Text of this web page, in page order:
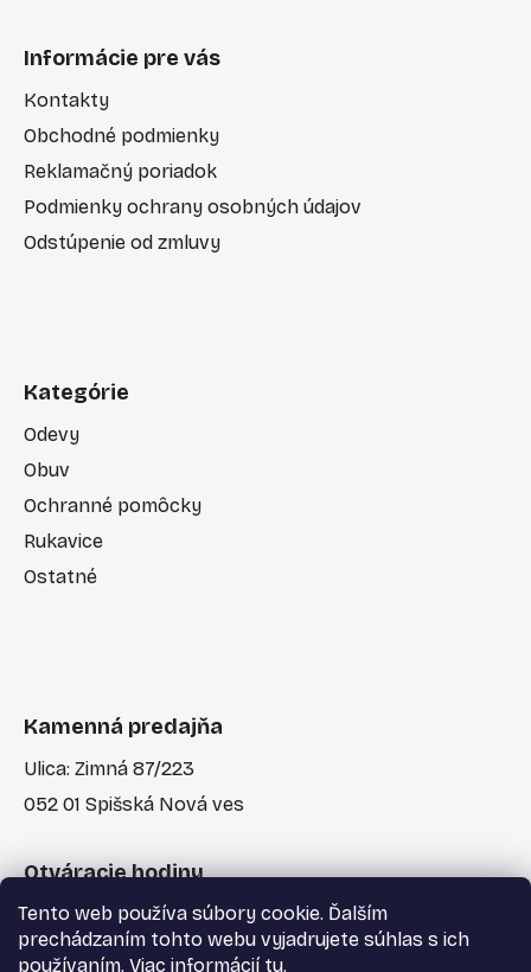
Tento web používa súbory cookie. Ďalším
prechádzaním tohto webu vyjadrujete súhlas s ich
používaním. Viac informácií tu.
Informácie pre vás
Kontakty
Obchodné podmienky
Reklamačný poriadok
Podmienky ochrany osobných údajov
Odstúpenie od zmluvy
Kategórie
Odevy
Obuv
Ochranné pomôcky
Rukavice
Ostatné
Kamenná predajňa
Ulica: Zimná 87/223
052 01 Spišská Nová ves
Otváracie hodiny
Po-Pia: 7:30 - 17:00